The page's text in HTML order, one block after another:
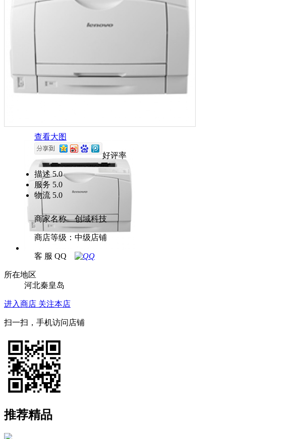
查看大图
好评率
描述 5.0
服务 5.0
物流 5.0
商家名称 创域科技
商店等级：中级店铺
客 服 QQ
所在地区
河北秦皇岛
进入商店 关注本店
扫一扫，手机访问店铺
推荐精品